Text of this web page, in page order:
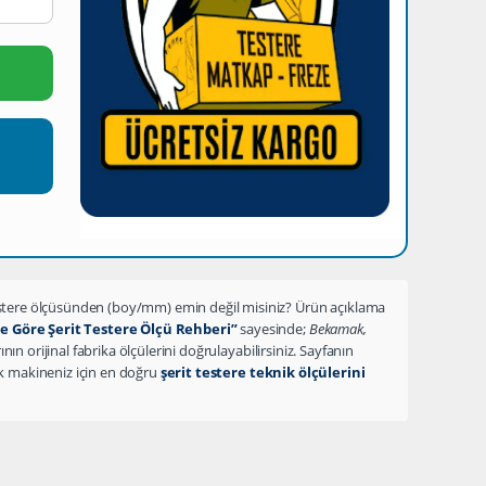
ölçüsünden (boy/mm) emin değil misiniz? Ürün açıklama
Göre Şerit Testere Ölçü Rehberi”sayesinde;Bekamak,
orijinal fabrika ölçülerinidoğrulayabilirsiniz. Sayfanın
makineniz için en doğru şerit testere teknik ölçülerini